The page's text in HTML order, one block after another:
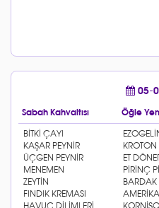
05-
Sabah Kahvaltısı Öğle